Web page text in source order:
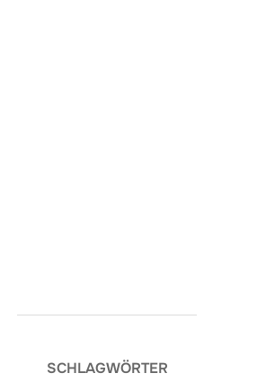
SCHLAGWÖRTER